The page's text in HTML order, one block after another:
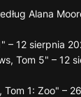
Alana
– 12 sierpnia
Tom 5" – 12
Tom 1: Zoo" –